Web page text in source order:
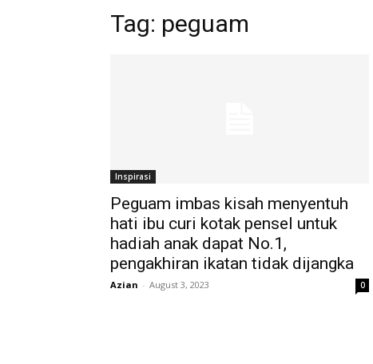
Tag: peguam
Inspirasi
Peguam imbas kisah menyentuh
hati ibu curi kotak pensel untuk
hadiah anak dapat No.1,
pengakhiran ikatan tidak dijangka
Azian - August 3, 2023 0